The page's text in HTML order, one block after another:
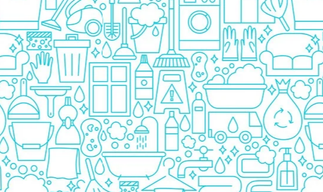
Apa De Gura
Ata Dentara
Creme Depilatoare
Spuma Si Geluri De Barbierit
Protectie Insecte
Betisoare de Urechi
Ingrijire Intima
Aparat de ras
Aparat de Ras Gillette
Aparate de Ras Venus
Accesorii